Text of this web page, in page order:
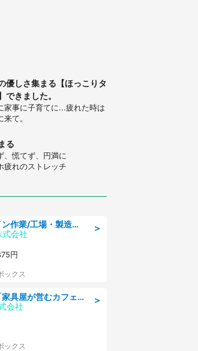
優しさ集まる【ほっこりタ
できました。
家事に子育てに...疲れた時は
来て。
る
、慌てず、円満に
疲れのストレッチ
＞
製造スタッフ/ライン作業/工場・製造系 エンジン部品の機械加工/未経験可/昼食代無料
会社
円
ックス
＞
ホールスタッフ/「家具屋が営むカフェスタッフ!」週2日～OK!嬉しいまかない付き/岡山県/浅口郡里庄町
会社
ックス